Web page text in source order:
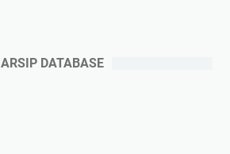
ARSIP DATABASE